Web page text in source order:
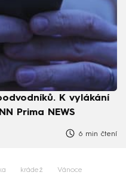
K vylákání
Prima NEWS
6 min čtení
krádež Vánoce